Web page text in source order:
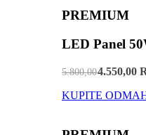
PREMIUM
LED Panel
5.800,004.550,00
KUPITE